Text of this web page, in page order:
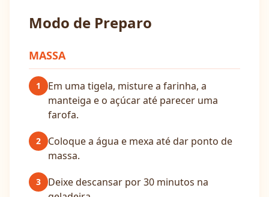
Modo de Preparo
MASSA
1
Em uma tigela, misture a farinha, a
manteiga e o açúcar até parecer uma
farofa.
2
Coloque a água e mexa até dar ponto de
massa.
3
Deixe descansar por 30 minutos na